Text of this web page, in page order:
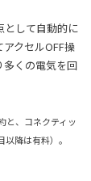
として自動的に
クセルOFF操
多くの電気を回
と、コネクティッ
降は有料）。